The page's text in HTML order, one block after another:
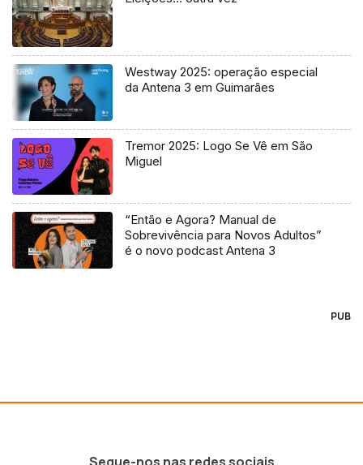
Westway 2025: operação especial
da Antena 3 em Guimarães
Tremor 2025: Logo Se Vê em São
Miguel
“Então e Agora? Manual de
Sobrevivência para Novos Adultos”
é o novo podcast Antena 3
PUB